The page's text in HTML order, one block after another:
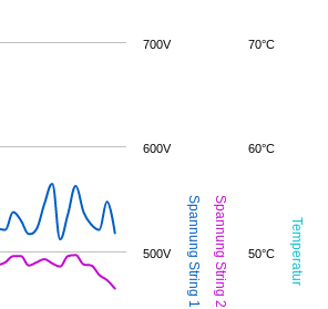
Spannung String 1Spannung String 2 Temperatur
500V
600V
700V
50°C
60°C
70°C